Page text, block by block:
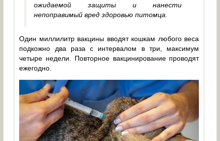
ожидаемой защиты и нанести
непоправимый вред здоровью питомца.
Один миллилитр вакцины вводят кошкам любого веса
подкожно два раза с интервалом в три, максимум
четыре недели. Повторное вакцинирование проводят
ежегодно.